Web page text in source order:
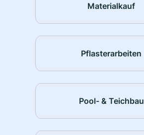
Materialkauf
Pflasterarbeiten
Pool- & Teichbau